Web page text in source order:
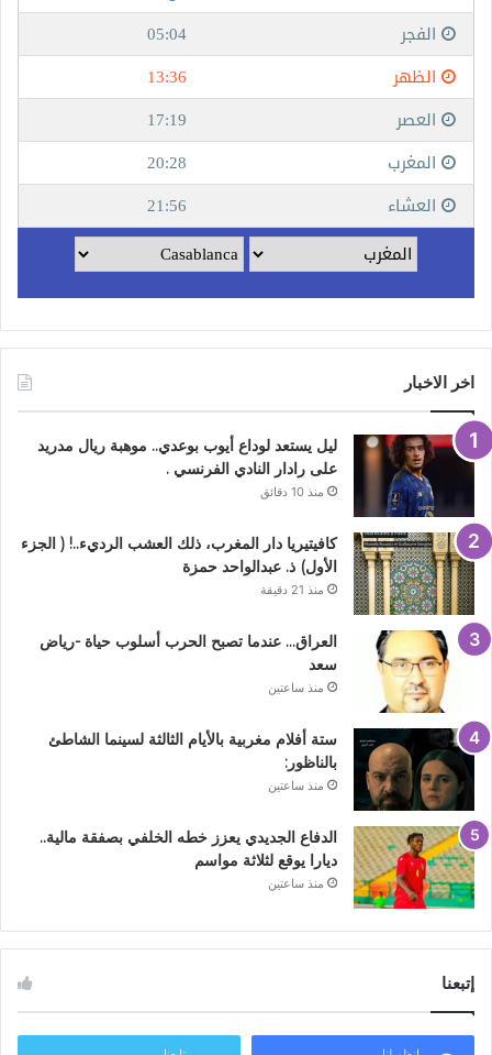
اخر الاخبار
ليل يستعد لوداع أيوب بوعدي.. موهبة ريال مدريد
على رادار النادي الفرنسي .
منذ 10 دقائق
كافيتيريا دار المغرب، ذلك العشب الرديء..! ( الجزء
الأول) ذ. عبدالواحد حمزة
منذ 21 دقيقة
العراق… عندما تصبح الحرب أسلوب حياة -رياض
سعد
منذ ساعتين
ستة أفلام مغربية بالأيام الثالثة لسينما الشاطئ
بالناظور:
منذ ساعتين
الدفاع الجديدي يعزز خطه الخلفي بصفقة مالية..
ديارا يوقع لثلاثة مواسم
منذ ساعتين
إتبعنا